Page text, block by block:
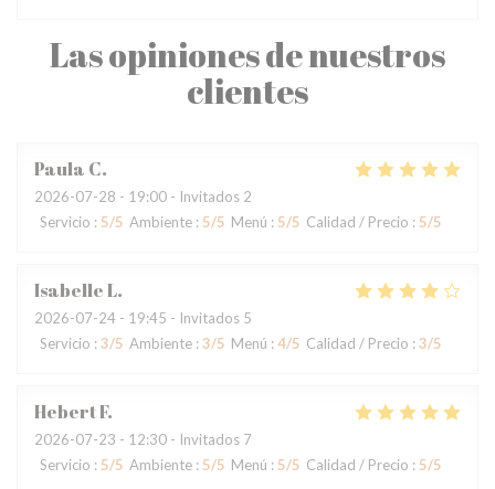
Las opiniones de nuestros
clientes
Paula C
2026-07-28 - 19:00 - Invitados 2
Servicio : 5/5 Ambiente : 5/5 Menú : 5/5 Calidad / Precio : 5/5
IsabelleL
2026-07-24 - 19:45 - Invitados 5
Servicio : 3/5 Ambiente : 3/5 Menú : 4/5 Calidad / Precio : 3/5
HebertF
2026-07-23 - 12:30 - Invitados 7
Servicio : 5/5 Ambiente : 5/5 Menú : 5/5 Calidad / Precio : 5/5